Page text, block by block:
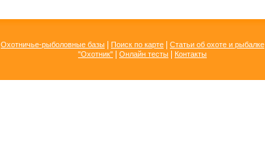
Охотничье-рыболовные базы Поиск по карте Статьи об охоте и рыбалке
"Охотник"
Онлайн тесты Контакты